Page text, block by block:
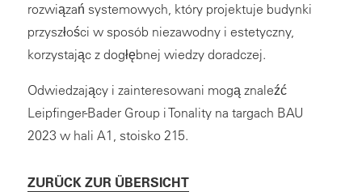
rozwiązań systemowych, który projektuje budynki
przyszłości w sposób niezawodny i estetyczny,
korzystając z dogłębnej wiedzy doradczej.
Odwiedzający i zainteresowani mogą znaleźć
Leipfinger-Bader Group i Tonality na targach BAU
2023 w hali A1, stoisko 215.
ZURÜCK ZUR ÜBERSICHT